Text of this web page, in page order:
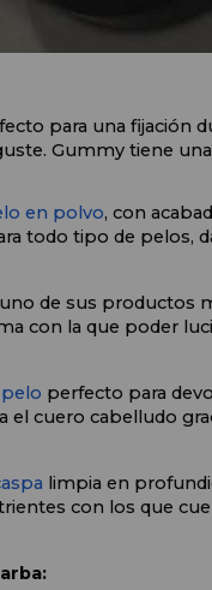
para una fijación
Gummy tiene
en polvo, con
todo tipo de pelos,
uno de sus productos
con la que poder
perfecto para
el cuero cabelludo
limpia en
con los que